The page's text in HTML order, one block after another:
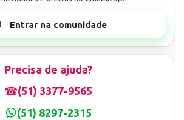
Precisa de ajuda?
☎(51) 3377-9565
(51) 8297-2315